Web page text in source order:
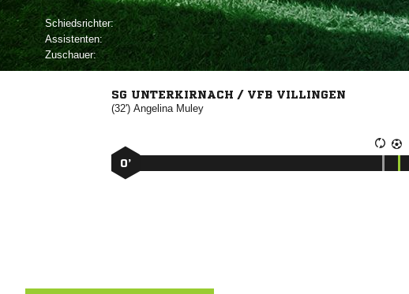
Schiedsrichter:
Assistenten:
Zuschauer:
SG UNTERKIRNACH / VFB VILLINGEN
(32') 
0’